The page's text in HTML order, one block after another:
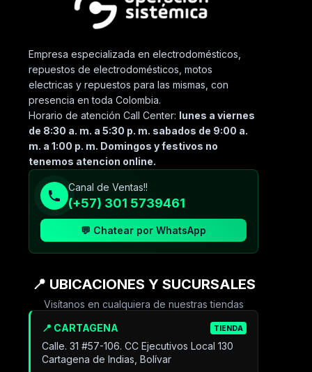
Empresa especializada en electrodomésticos,
repuestos de electrodomésticos, motos
electricas y repuestos para las mismas, con
presencia en toda Colombia.
Horario de atención Call Center: lunes a viernes
de 8:30 a. m. a 5:30 p. m. sabados de 9:00 a.
m. a 1:00 p. m. Domingos y festivos no
tenemos atencion online.
Canal de Ventas!!
(+57) 301 5739461
💬 Chatear por WhatsApp
📍 UBICACIONES Y SUCURSALES
Visítanos en cualquiera de nuestras tiendas
📍 CARTAGENA TIENDA
Calle. 31 #57-106. CC Ejecutivos Local 130
Cartagena de Indias, Bolívar